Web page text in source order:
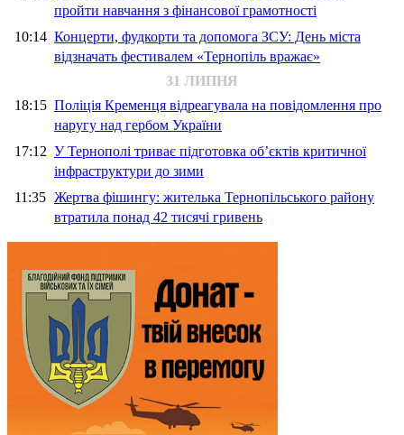
пройти навчання з фінансової грамотності
10:14 Концерти, фудкорти та допомога ЗСУ: День міста
відзначать фестивалем «Тернопіль вражає»
31 ЛИПНЯ
18:15 Поліція Кременця відреагувала на повідомлення про
наругу над гербом України
17:12 У Тернополі триває підготовка об’єктів критичної
інфраструктури до зими
11:35 Жертва фішингу: жителька Тернопільського району
втратила понад 42 тисячі гривень